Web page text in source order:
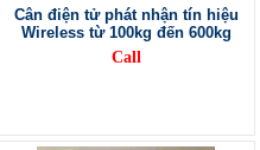
Cân điện tử phát nhận tín hiệu
Wireless từ 100kg đến 600kg
Call